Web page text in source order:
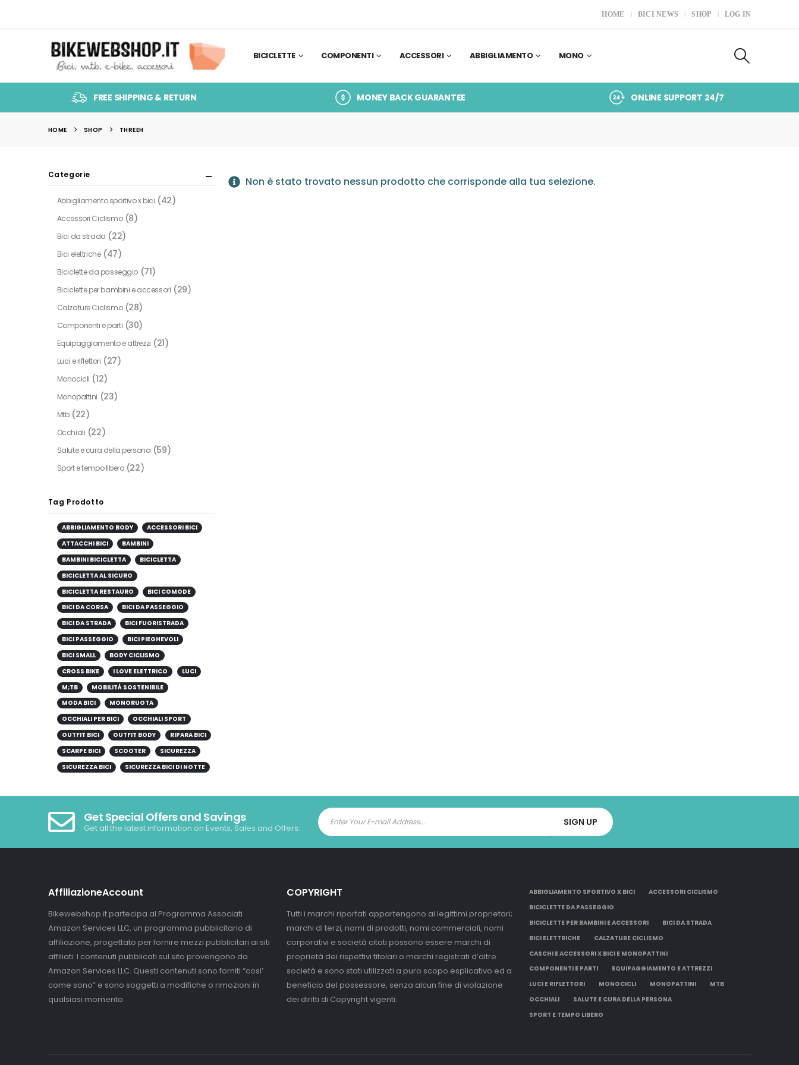
HOME BICI NEWS SHOP LOG IN
BICICLETTE COMPONENTI ACCESSORI ABBIGLIAMENTO MONO
FREE SHIPPING & RETURN MONEY BACK GUARANTEE ONLINE SUPPORT 24/7
HOME SHOP THREEH
Non è stato trovato nessun prodotto che corrisponde alla tua selezione.
Categorie
Abbigliamento sportivo x bici (42)
Accessori Ciclismo (8)
Bici da strada (22)
Bici elettriche (47)
Biciclette da passeggio (71)
Biciclette per bambini e accessori (29)
Calzature Ciclismo (28)
Componenti e parti (30)
Equipaggiamento e attrezzi (21)
Luci e riflettori (27)
Monocicli (12)
Monopattini (23)
Mtb (22)
Occhiali (22)
Salute e cura della persona (59)
Sport e tempo libero (22)
Tag Prodotto
ABBIGLIAMENTO BODY
ACCESSORI BICI
ATTACCHI BICI
BAMBINI
BAMBINI BICICLETTA
BICICLETTA
BICICLETTA AL SICURO
BICICLETTA RESTAURO
BICI COMODE
BICI DA CORSA
BICI DA PASSEGGIO
BICI DA STRADA
BICI FUORISTRADA
BICI PASSEGGIO
BICI PIEGHEVOLI
BICI SMALL
BODY CICLISMO
CROSS BIKE
I LOVE ELETTRICO
LUCI
M;TB
MOBILITÀ SOSTENIBILE
MODA BICI
MONORUOTA
OCCHIALI PER BICI
OCCHIALI SPORT
OUTFIT BICI
OUTFIT BODY
RIPARA BICI
SCARPE BICI
SCOOTER
SICUREZZA
SICUREZZA BICI
SICUREZZA BICI DI NOTTE
Get Special Offers and Savings
Get all the latest information on Events, Sales and Offers.
AffiliazioneAccount
Bikewebshop.it partecipa al Programma Associati
Amazon Services LLC, un programma pubblicitario di
affiliazione, progettato per fornire mezzi pubblicitari ai siti
affiliati. I contenuti pubblicati sul sito provengono da
Amazon Services LLC. Questi contenuti sono forniti “cosi’
come sono” e sono soggetti a modifiche o rimozioni in
qualsiasi momento.
COPYRIGHT
Tutti i marchi riportati appartengono ai legittimi proprietari;
marchi di terzi, nomi di prodotti, nomi commerciali, nomi
corporativi e società citati possono essere marchi di
proprietà dei rispettivi titolari o marchi registrati d’altre
società e sono stati utilizzati a puro scopo esplicativo ed a
beneficio del possessore, senza alcun fine di violazione
dei diritti di Copyright vigenti.
ABBIGLIAMENTO SPORTIVO X BICI
ACCESSORI CICLISMO
BICICLETTE DA PASSEGGIO
BICICLETTE PER BAMBINI E ACCESSORI
BICI DA STRADA
BICI ELETTRICHE
CALZATURE CICLISMO
CASCHI E ACCESSORI X BICI E MONOPATTINI
COMPONENTI E PARTI
EQUIPAGGIAMENTO E ATTREZZI
LUCI E RIFLETTORI
MONOCICLI MONOPATTINI
MTB
OCCHIALI
SALUTE E CURA DELLA PERSONA
SPORT E TEMPO LIBERO